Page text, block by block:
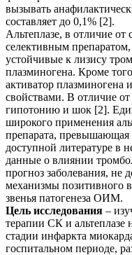
вызывать
составляет до 0,1% [2].
Альтеплазе, в отличие от
селективным препаратом,
устойчивые к лизису
плазминогена. Кроме
активатор плазминогена
свойствами. В отличие
гипотонию и шок [2].
широкого применения
препарата, превышающая
доступной литературе в
данные о влиянии
прогноз заболевания, не
механизмы позитивного
звенья патогенеза ОИМ.
Цель исследования –
терапии СК и альтеплазе
стадии инфаркта
госпитальном периоде,